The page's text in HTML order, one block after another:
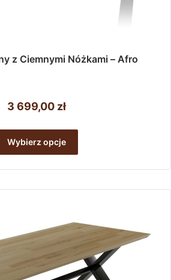
z Ciemnymi Nóżkami – Afro
3 699,00 zł
Wybierz opcje
ma
Opcje
na
stronie
produktu